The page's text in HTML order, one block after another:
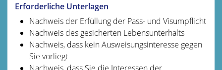
Erforderliche Unterlagen
Nachweis der Erfüllung der Pass- und Visumpflicht
Nachweis des gesicherten Lebensunterhalts
Nachweis, dass kein Ausweisungsinteresse gegen
Sie vorliegt